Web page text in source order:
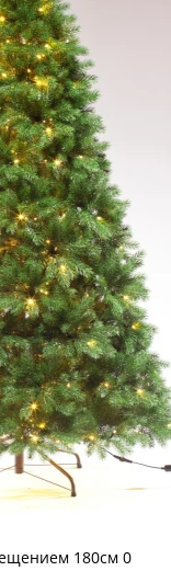
180см 0